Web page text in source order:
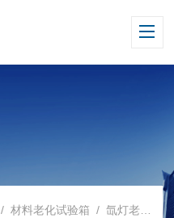
/材料老化试验箱 /氙灯老化试验箱